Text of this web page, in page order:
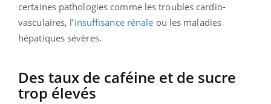
certaines pathologies comme les troubles cardio-
vasculaires, l’insuffisance rénale ou les maladies
hépatiques sévères.
Des taux de caféine et de sucre
trop élevés